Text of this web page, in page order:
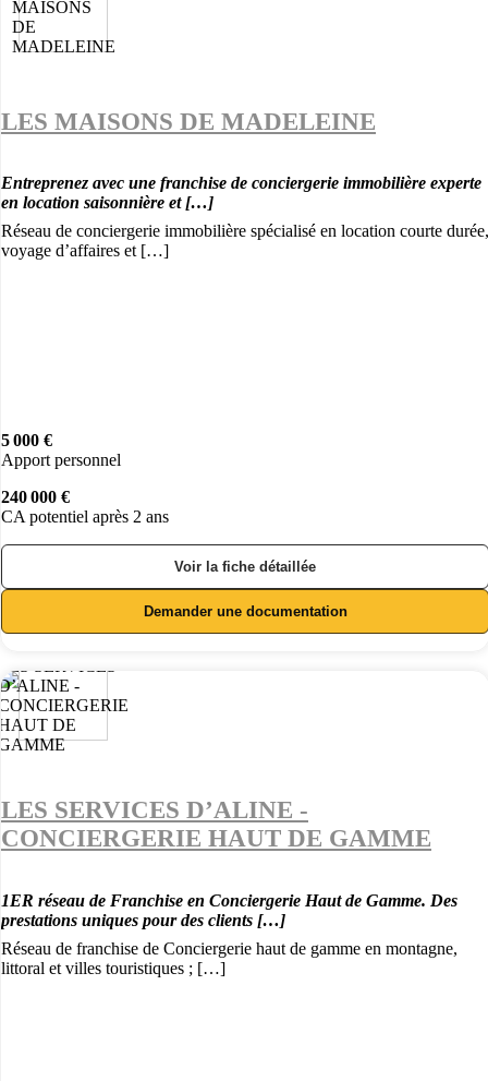
LES MAISONS DE MADELEINE
Entreprenez avec une franchise de conciergerie immobilière experte
en location saisonnière et […]
Réseau de conciergerie immobilière spécialisé en location courte durée,
voyage d’affaires et […]
5 000 €
Apport personnel
240 000 €
CA potentiel après 2 ans
Voir la fiche détaillée
Demander une documentation
LES SERVICES D’ALINE -
CONCIERGERIE HAUT DE GAMME
1ER réseau de Franchise en Conciergerie Haut de Gamme. Des
prestations uniques pour des clients […]
Réseau de franchise de Conciergerie haut de gamme en montagne,
littoral et villes touristiques ; […]